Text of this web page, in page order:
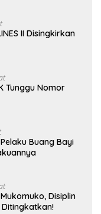
II Disingkirkan
Tunggu Nomor
Buang Bayi
Disiplin
Ditingkatkan!